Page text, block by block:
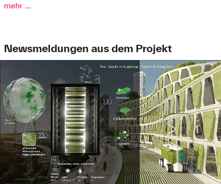
mehr ...
Newsmeldungen aus dem Projekt